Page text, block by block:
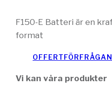
F150-E Batteri är en
format
OFFERTFÖRFRÅGAN
Vi kan våra produkter